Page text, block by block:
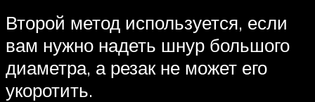
Второй метод используется, если
вам нужно надеть шнур большого
диаметра, а резак не может его
укоротить.